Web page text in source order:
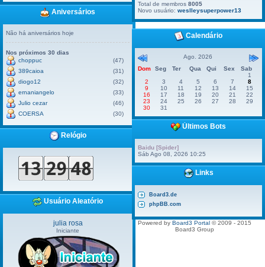
Aniversários
Não há aniversários hoje
Nos próximos 30 dias
choppuc
(47)
389caioa
(31)
diogo12
(32)
ernaniangelo
(33)
Julio cezar
(46)
COERSA
(30)
Relógio
Usuário Aleatório
julia rosa
Iniciante
Total de membros8005
Novo usuário:weslleysuperpower13
Calendário
Ago. 2026
Dom
Seg Ter Qua Qui Sex
Sab
1
2
3 4 5 6 7
8
9
10 11 12 13 14
15
16
17 18 19 20 21
22
23
24 25 26 27 28
29
30
31
Últimos Bots
Baidu [Spider]
Sáb Ago 08, 2026 10:25
Links
Board3.de
phpBB.com
Powered by Board3 Portal © 2009 - 2015
Board3 Group